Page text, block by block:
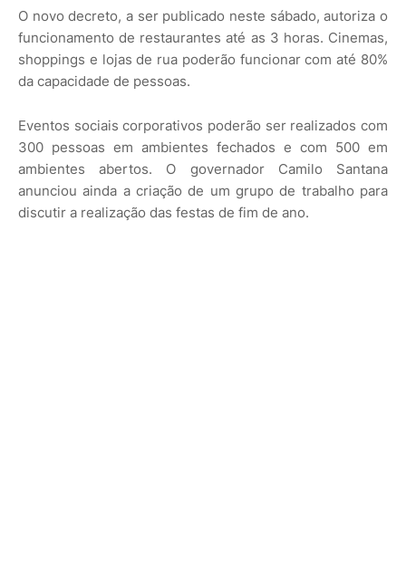
O novo decreto, a ser publicado neste sábado, autoriza o
funcionamento de restaurantes até as 3 horas. Cinemas,
shoppings e lojas de rua poderão funcionar com até 80%
da capacidade de pessoas.
Eventos sociais corporativos poderão ser realizados com
300 pessoas em ambientes fechados e com 500 em
ambientes abertos. O governador Camilo Santana
anunciou ainda a criação de um grupo de trabalho para
discutir a realização das festas de fim de ano.